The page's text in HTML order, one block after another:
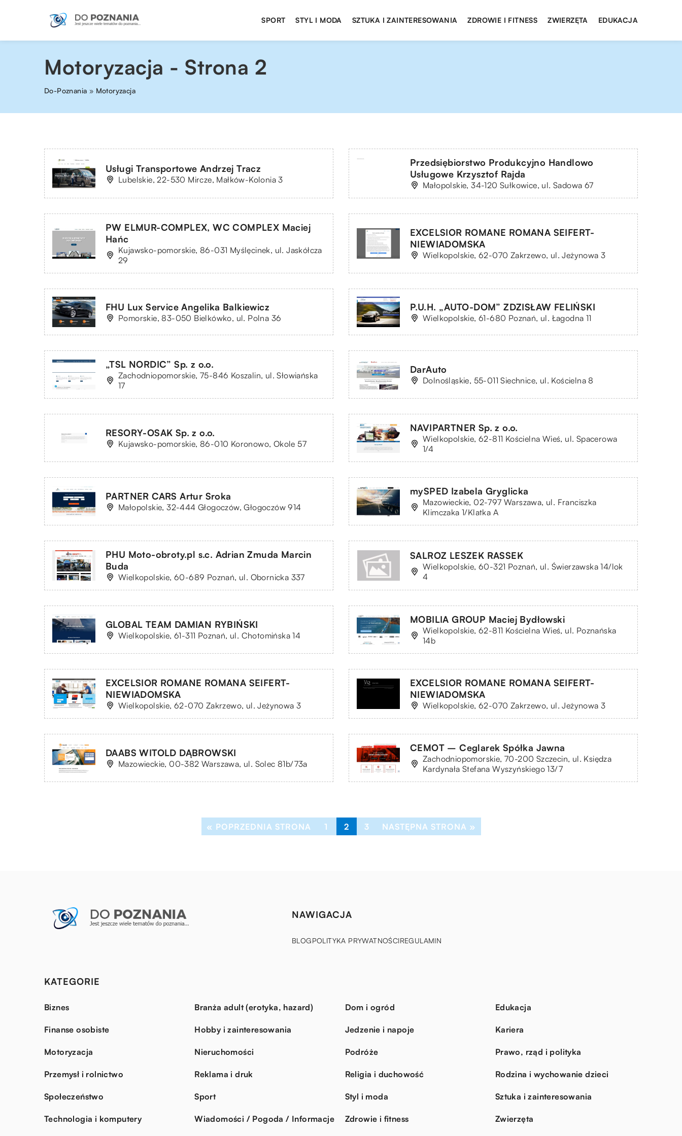
SPORT STYL I MODA SZTUKA I ZAINTERESOWANIA ZDROWIE I FITNESS ZWIERZĘTA EDUKACJA
Motoryzacja - Strona 2
Do-Poznania » Motoryzacja
Usługi Transportowe Andrzej Tracz
Lubelskie, 22-530 Mircze, Małków-Kolonia 3
Przedsiębiorstwo Produkcyjno Handlowo
Usługowe Krzysztof Rajda
Małopolskie, 34-120 Sułkowice, ul. Sadowa 67
PW ELMUR-COMPLEX, WC COMPLEX Maciej
Hańc
Kujawsko-pomorskie, 86-031 Myślęcinek, ul. Jaskółcza
29
EXCELSIOR ROMANE ROMANA SEIFERT-
NIEWIADOMSKA
Wielkopolskie, 62-070 Zakrzewo, ul. Jeżynowa 3
FHU Lux Service Angelika Balkiewicz
Pomorskie, 83-050 Bielkówko, ul. Polna 36
P.U.H. „AUTO-DOM” ZDZISŁAW FELIŃSKI
Wielkopolskie, 61-680 Poznań, ul. Łagodna 11
„TSL NORDIC” Sp. z o.o.
Zachodniopomorskie, 75-846 Koszalin, ul. Słowiańska
17
DarAuto
Dolnośląskie, 55-011 Siechnice, ul. Kościelna 8
RESORY-OSAK Sp. z o.o.
Kujawsko-pomorskie, 86-010 Koronowo, Okole 57
NAVIPARTNER Sp. z o.o.
Wielkopolskie, 62-811 Kościelna Wieś, ul. Spacerowa
1/4
PARTNER CARS Artur Sroka
Małopolskie, 32-444 Głogoczów, Głogoczów 914
mySPED Izabela Gryglicka
Mazowieckie, 02-797 Warszawa, ul. Franciszka
Klimczaka 1/Klatka A
PHU Moto-obroty.pl s.c. Adrian Zmuda Marcin
Buda
Wielkopolskie, 60-689 Poznań, ul. Obornicka 337
SALROZ LESZEK RASSEK
Wielkopolskie, 60-321 Poznań, ul. Świerzawska 14/lok
4
GLOBAL TEAM DAMIAN RYBIŃSKI
Wielkopolskie, 61-311 Poznań, ul. Chotomińska 14
MOBILIA GROUP Maciej Bydłowski
Wielkopolskie, 62-811 Kościelna Wieś, ul. Poznańska
14b
EXCELSIOR ROMANE ROMANA SEIFERT-
NIEWIADOMSKA
Wielkopolskie, 62-070 Zakrzewo, ul. Jeżynowa 3
EXCELSIOR ROMANE ROMANA SEIFERT-
NIEWIADOMSKA
Wielkopolskie, 62-070 Zakrzewo, ul. Jeżynowa 3
DAABS WITOLD DĄBROWSKI
Mazowieckie, 00-382 Warszawa, ul. Solec 81b/73a
CEMOT – Ceglarek Spółka Jawna
Zachodniopomorskie, 70-200 Szczecin, ul. Księdza
Kardynała Stefana Wyszyńskiego 13/7
« POPRZEDNIA STRONA 1 2 3 NASTĘPNA STRONA »
NAWIGACJA
BLOGPOLITYKA PRYWATNOŚCIREGULAMIN
KATEGORIE
Biznes Branża adult (erotyka, hazard) Dom i ogród Edukacja
Finanse osobiste Hobby i zainteresowania Jedzenie i napoje Kariera
Motoryzacja Nieruchomości Podróże Prawo, rząd i polityka
Przemysł i rolnictwo Reklama i druk Religia i duchowość Rodzina i wychowanie dzieci
Społeczeństwo Sport Styl i moda Sztuka i zainteresowania
Technologia i komputery Wiadomości / Pogoda / Informacje Zdrowie i fitness Zwierzęta